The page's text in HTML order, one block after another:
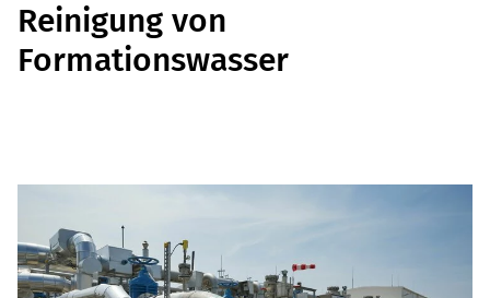
Reinigung von
Formationswasser